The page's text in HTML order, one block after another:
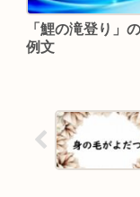
「鯉の滝登り」
例文